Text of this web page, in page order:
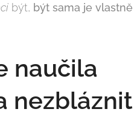
být, být sama je vlastně
naučila
nezbláznit